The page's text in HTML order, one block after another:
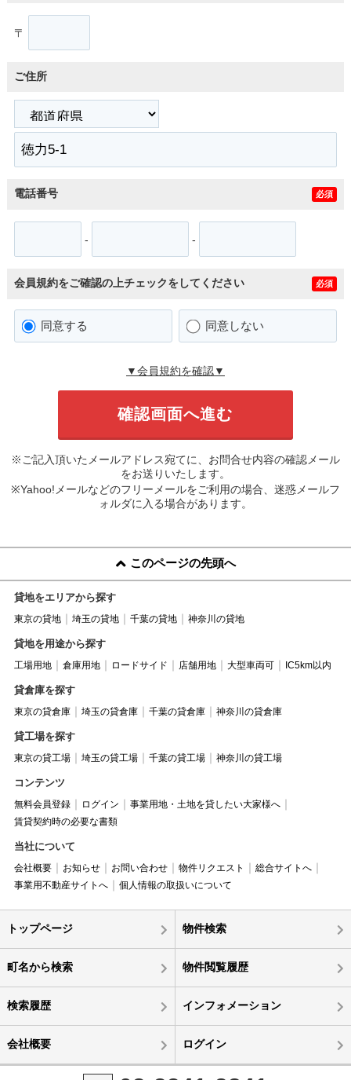
〒
ご住所
電話番号 必須
- -
会員規約をご確認の上チェックをしてください 必須
同意する 同意しない
▼会員規約を確認▼
※ご記入頂いたメールアドレス宛てに、お問合せ内容の確認メール
をお送りいたします。
※Yahoo!メールなどのフリーメールをご利用の場合、迷惑メールフ
ォルダに入る場合があります。
このページの先頭へ
貸地をエリアから探す
東京の貸地 埼玉の貸地 千葉の貸地 神奈川の貸地
貸地を用途から探す
工場用地 倉庫用地 ロードサイド 店舗用地 大型車両可 IC5km以内
貸倉庫を探す
東京の貸倉庫 埼玉の貸倉庫 千葉の貸倉庫 神奈川の貸倉庫
貸工場を探す
東京の貸工場 埼玉の貸工場 千葉の貸工場 神奈川の貸工場
コンテンツ
無料会員登録 ログイン
事業用地・土地を貸したい大家様へ
賃貸契約時の必要な書類
当社について
会社概要 お知らせ お問い合わせ 物件リクエスト
総合サイトへ
事業用不動産サイトへ
個人情報の取扱いについて
トップページ 物件検索
町名から検索 物件閲覧履歴
検索履歴 インフォメーション
会社概要 ログイン